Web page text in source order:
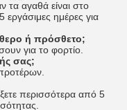
τα αγαθά είναι στο
ημέρες για
ή πρόσθετο;
για το φορτίο.
σας;
περισσότερα από 5